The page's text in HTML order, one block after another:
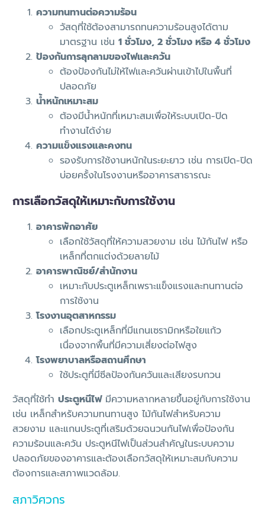
ความทนทานต่อความร้อน
วัสดุที่ใช้ต้องสามารถทนความร้อนสูงได้ตาม
มาตรฐาน เช่น 1 ชั่วโมง, 2 ชั่วโมง หรือ 4 ชั่วโมง
ป้องกันการลุกลามของไฟและควัน
ต้องป้องกันไม่ให้ไฟและควันผ่านเข้าไปในพื้นที่
ปลอดภัย
น้ำหนักเหมาะสม
ต้องมีน้ำหนักที่เหมาะสมเพื่อให้ระบบเปิด-ปิด
ทำงานได้ง่าย
ความแข็งแรงและคงทน
รองรับการใช้งานหนักในระยะยาว เช่น การเปิด-ปิด
บ่อยครั้งในโรงงานหรืออาคารสาธารณะ
การเลือกวัสดุให้เหมาะกับการใช้งาน
อาคารพักอาศัย
เลือกใช้วัสดุที่ให้ความสวยงาม เช่น ไม้กันไฟ หรือ
เหล็กที่ตกแต่งด้วยลายไม้
อาคารพาณิชย์/สำนักงาน
เหมาะกับประตูเหล็กเพราะแข็งแรงและทนทานต่อ
การใช้งาน
โรงงานอุตสาหกรรม
เลือกประตูเหล็กที่มีแกนเซรามิกหรือใยแก้ว
เนื่องจากพื้นที่มีความเสี่ยงต่อไฟสูง
โรงพยาบาลหรือสถานศึกษา
ใช้ประตูที่มีซีลป้องกันควันและเสียงรบกวน
วัสดุที่ใช้ทำ ประตูหนีไฟมีความหลากหลายขึ้นอยู่กับการใช้งาน
เช่น เหล็กสำหรับความทนทานสูง ไม้กันไฟสำหรับความ
สวยงาม และแกนประตูที่เสริมด้วยฉนวนกันไฟเพื่อป้องกัน
ความร้อนและควัน ประตูหนีไฟเป็นส่วนสำคัญในระบบความ
ปลอดภัยของอาคารและต้องเลือกวัสดุให้เหมาะสมกับความ
ต้องการและสภาพแวดล้อม.
สภาวิศวกร